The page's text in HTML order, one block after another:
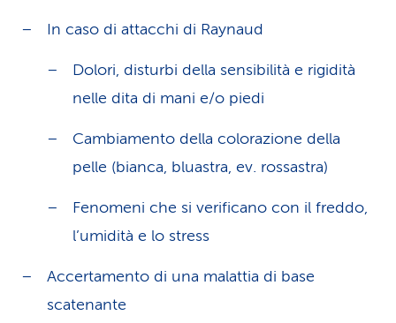
In caso di attacchi di Raynaud
Dolori, disturbi della sensibilità e rigidità
nelle dita di mani e/o piedi
Cambiamento della colorazione della
pelle (bianca, bluastra, ev. rossastra)
Fenomeni che si verificano con il freddo,
l’umidità e lo stress
Accertamento di una malattia di base
scatenante